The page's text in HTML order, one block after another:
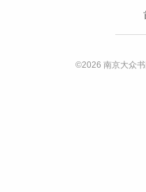
©2026 南京大众